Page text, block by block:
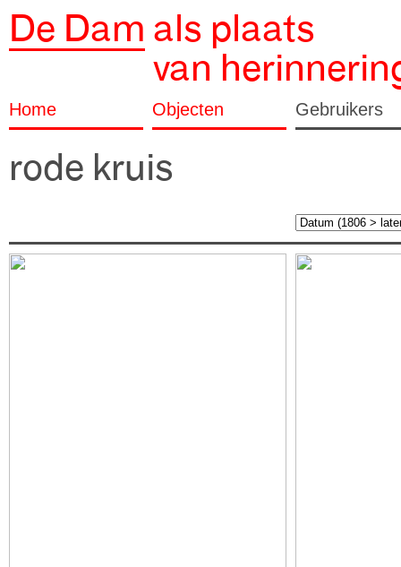
De Dam als plaats
van
Home Objecten Gebruikers
rode kruis